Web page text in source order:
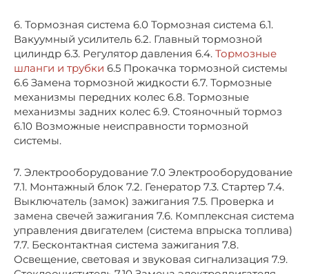
6. Тормозная система 6.0 Тормозная система 6.1.
Вакуумный усилитель 6.2. Главный тормозной
цилиндр 6.3. Регулятор давления 6.4. Тормозные
шланги и трубки 6.5 Прокачка тормозной системы
6.6 Замена тормозной жидкости 6.7. Тормозные
механизмы передних колес 6.8. Тормозные
механизмы задних колес 6.9. Стояночный тормоз
6.10 Возможные неисправности тормозной
системы.
7. Электрооборудование 7.0 Электрооборудование
7.1. Монтажный блок 7.2. Генератор 7.3. Стартер 7.4.
Выключатель (замок) зажигания 7.5. Проверка и
замена свечей зажигания 7.6. Комплексная система
управления двигателем (система впрыска топлива)
7.7. Бесконтактная система зажигания 7.8.
Освещение, световая и звуковая сигнализация 7.9.